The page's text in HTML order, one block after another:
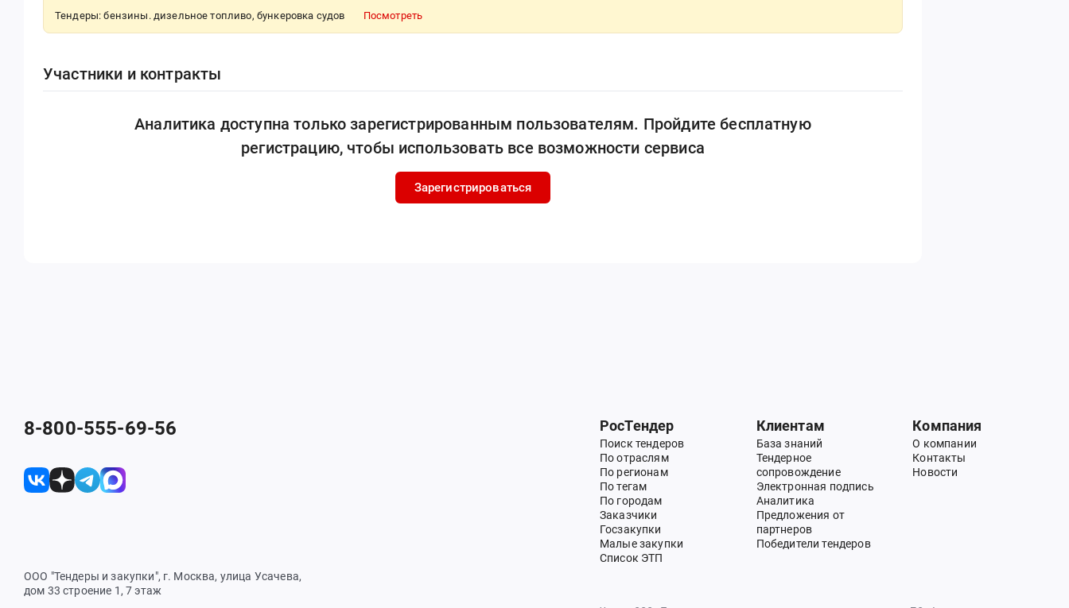
Тендеры: бензины. дизельное топливо, бункеровка судов
Посмотреть
Участники и контракты
Аналитика доступна только зарегистрированным пользователям. Пройдите бесплатную
регистрацию, чтобы использовать все возможности сервиса
Зарегистрироваться
8-800-555-69-56
ООО "Тендеры и закупки", г. Москва, улица Усачева,
дом 33 строение 1, 7 этаж
РосТендер
Поиск тендеров
По отраслям
По регионам
По тегам
По городам
Заказчики
Госзакупки
Малые закупки
Список ЭТП
Клиентам
База знаний
Тендерное
сопровождение
Электронная подпись
Аналитика
Предложения от
партнеров
Победители тендеров
Компания
О компании
Контакты
Новости